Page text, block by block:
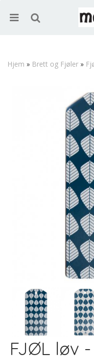
Hjem » Brett og Fjøler »
FJØL løv